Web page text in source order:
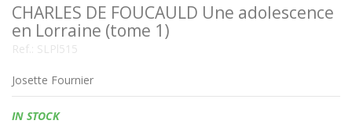
CHARLES DE FOUCAULD Une adolescence
en Lorraine (tome 1)
Ref.: SLPl515
Josette Fournier
Availability:
IN STOCK